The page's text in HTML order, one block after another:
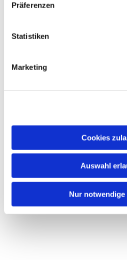
Präferenzen
Statistiken
Marketing
Cookies
Auswahl
Nur notwendige